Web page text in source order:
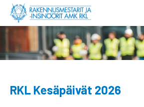
RKL Kesäpäivät 2026